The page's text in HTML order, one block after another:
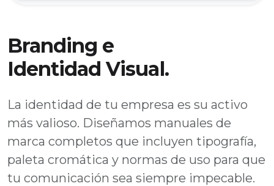
Branding e
Identidad Visual.
La identidad de tu empresa es su activo
más valioso. Diseñamos manuales de
marca completos que incluyen tipografía,
paleta cromática y normas de uso para que
tu comunicación sea siempre impecable.